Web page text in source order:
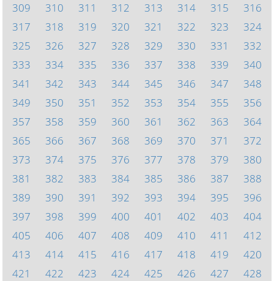
309
310 311 312 313 314 315
316
317
318 319 320 321 322 323
324
325
326 327 328 329 330 331
332
333
334 335 336 337 338 339
340
341
342 343 344 345 346 347
348
349
350 351 352 353 354 355
356
357
358 359 360 361 362 363
364
365
366 367 368 369 370 371
372
373
374 375 376 377 378 379
380
381
382 383 384 385 386 387
388
389
390 391 392 393 394 395
396
397
398 399 400 401 402 403
404
405
406 407 408 409 410 411
412
413
414 415 416 417 418 419
420
421
422 423 424 425 426 427 428